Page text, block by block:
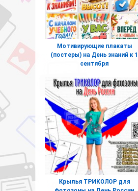
Мотивирующие плакаты
(постеры) на День знаний к 1
сентября
Крылья ТРИКОЛОР для